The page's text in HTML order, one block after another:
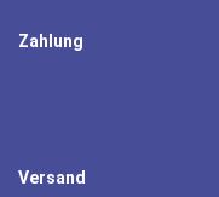
Zahlung
Versand